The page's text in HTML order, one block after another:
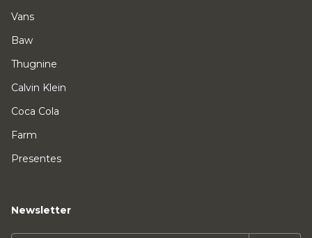
Vans
Baw
Thugnine
Calvin Klein
Coca Cola
Farm
Presentes
Newsletter